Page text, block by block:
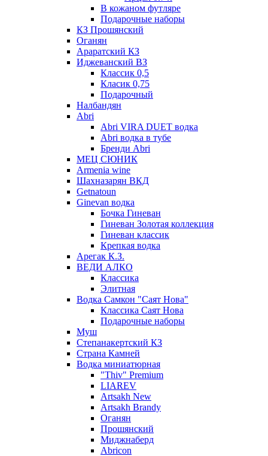
В кожаном футляре
Подарочные наборы
КЗ Прошянский
Оганян
Араратский КЗ
Иджеванский ВЗ
Классик 0,5
Класик 0,75
Подарочный
Налбандян
Abri
Abri VIRA DUET водка
Abri водка в тубе
Бренди Abri
МЕЦ СЮНИК
Armenia wine
Шахназарян ВКД
Getnatoun
Ginevan водка
Бочка Гиневан
Гиневан Золотая коллекция
Гиневан классик
Крепкая водка
Арегак К.З.
ВЕДИ АЛКО
Классика
Элитная
Водка Самкон "Саят Нова"
Классика Саят Нова
Подарочные наборы
Муш
Степанакертский КЗ
Страна Камней
Водка миниатюрная
"Thiv" Premium
LIAREV
Artsakh New
Artsakh Brandy
Оганян
Прошянский
Миджнаберд
Abricon